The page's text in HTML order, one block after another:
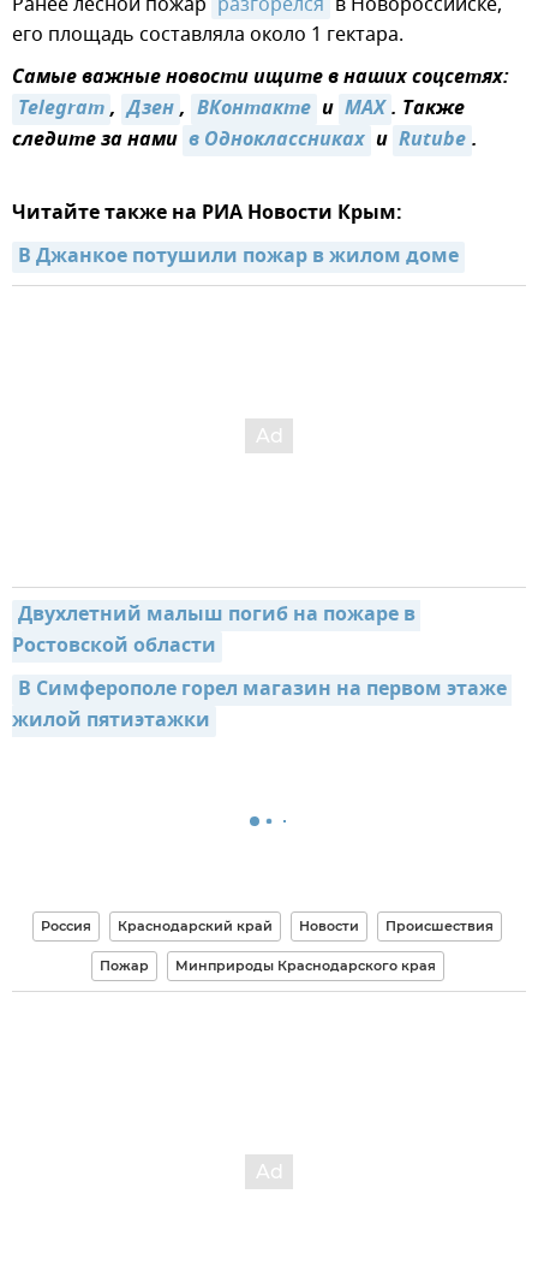
его площадь составляла около 1 гектара.
Самые важные новости ищите в наших соцсетях:
Telegram, Дзен, ВКонтакте и MAX. Также
следите за нами в Одноклассниках и Rutube.
Читайте также на РИА Новости Крым:
В Джанкое потушили пожар в жилом доме
Двухлетний малыш погиб на пожаре в
Ростовской области
В Симферополе горел магазин на первом этаже
жилой пятиэтажки
Россия Краснодарский край Новости Происшествия
Пожар Минприроды Краснодарского края